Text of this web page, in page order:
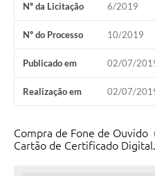
Nº da Licitação 6/2019
Nº do Processo 10/2019
Publicado em 02/07/
Realização em 02/07/
Compra de Fone de
Cartão de Certificado Digital.